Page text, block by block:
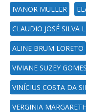
IVANOR MULLER
CLAUDIO JOSÉ SILVA
ALINE BRUM LORETO
VIVIANE SUZEY
VINÍCIUS COSTA DA
VERGINIA